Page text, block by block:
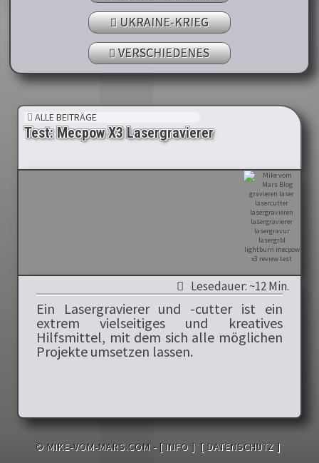
UKRAINE-KRIEG
VERSCHIEDENES
ALLE BEITRÄGE
Test: Mecpow X3 Lasergravierer
Lesedauer: ~12 Min.
Ein Lasergravierer und -cutter ist ein
extrem vielseitiges und kreatives
Hilfsmittel, mit dem sich alle möglichen
Projekte umsetzen lassen.
© MIKE-VOM-MARS.COM - [ INFO ] [ DATENSCHUTZ ]